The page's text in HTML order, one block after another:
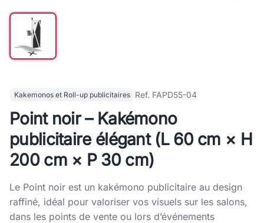
Kakemonos et Roll-up publicitaires Ref. FAPD55-04
Point noir – Kakémono
publicitaire élégant (L 60 cm × H
200 cm × P 30 cm)
Le Point noir est un kakémono publicitaire au design
raffiné, idéal pour valoriser vos visuels sur les salons,
dans les points de vente ou lors d’événements